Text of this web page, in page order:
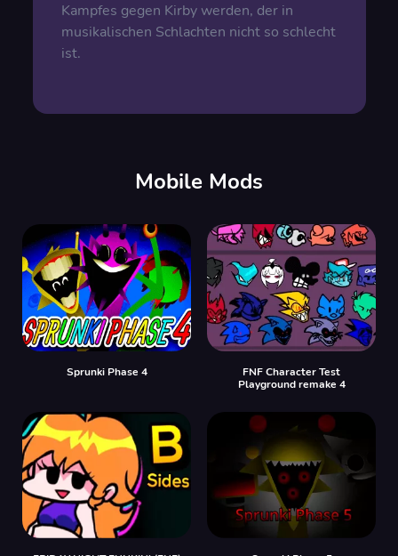
Kampfes gegen Kirby werden, der in
musikalischen Schlachten nicht so schlecht
ist.
Mobile Mods
Sprunki Phase 4
FNF Character Test
Playground remake 4